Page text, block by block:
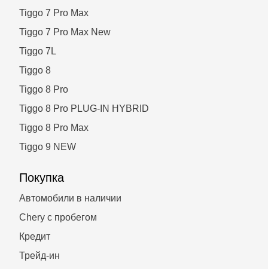
Tiggo 7 Pro Max
Tiggo 7 Pro Max New
Tiggo 7L
Tiggo 8
Tiggo 8 Pro
Tiggo 8 Pro PLUG-IN HYBRID
Tiggo 8 Pro Max
Tiggo 9 NEW
Покупка
Автомобили в наличии
Chery с пробегом
Кредит
Трейд-ин